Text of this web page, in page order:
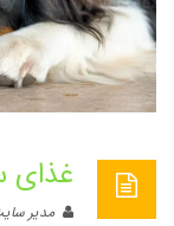
غذای
مدیر